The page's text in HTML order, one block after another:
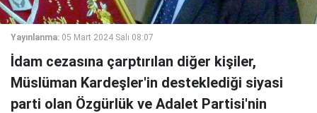
Yayınlanma: 05 Mart 2024 Salı 08:07
İdam cezasına çarptırılan diğer kişiler,
Müslüman Kardeşler'in desteklediği siyasi
parti olan Özgürlük ve Adalet Partisi'nin